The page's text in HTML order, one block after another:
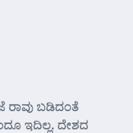
ರಾವು ಬಡಿದಂತೆ
ಇದಿಲ್ಲ. ದೇಶದ